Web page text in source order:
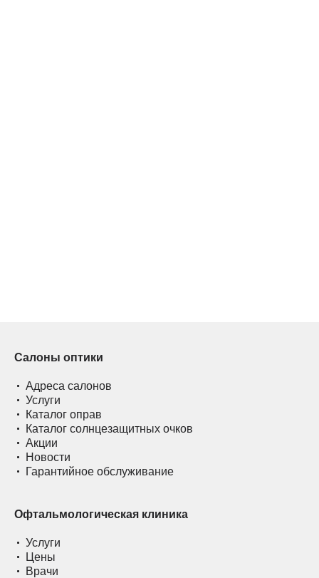
Салоны оптики
Адреса салонов
Услуги
Каталог оправ
Каталог солнцезащитных очков
Акции
Новости
Гарантийное обслуживание
Офтальмологическая клиника
Услуги
Цены
Врачи